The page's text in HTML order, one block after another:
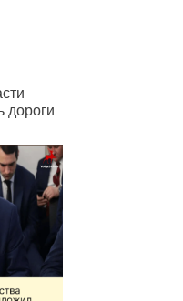
Жителям Удмуртии
предлагают перейти
документов